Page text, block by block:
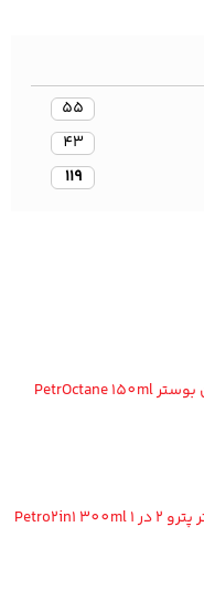
6 عدد مکمل بنزین و اکتان بوستر PetrOctane 150ml
مکمل بنزین و اکتان بوستر پترو 2 در 1 Petro2in1 300ml